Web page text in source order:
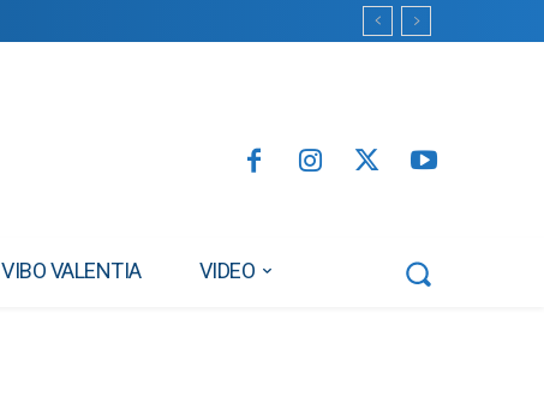
VIBO VALENTIA VIDEO